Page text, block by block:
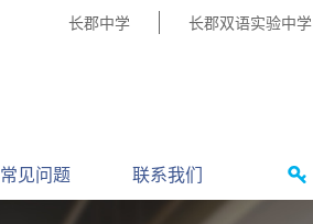
长郡中学 长郡双语实验中学
常见问题 联系我们